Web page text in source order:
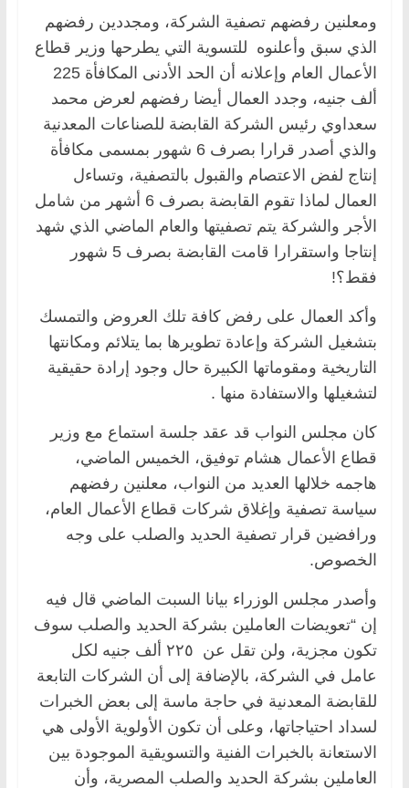
ومعلنين رفضهم تصفية الشركة، ومجددين رفضهم
الذي سبق وأعلنوه للتسوية التي يطرحها وزير قطاع
الأعمال العام وإعلانه أن الحد الأدنى المكافأة 225
ألف جنيه، وجدد العمال أيضا رفضهم لعرض محمد
سعداوي رئيس الشركة القابضة للصناعات المعدنية
والذي أصدر قرارا بصرف 6 شهور بمسمى مكافأة
إنتاج لفض الاعتصام والقبول بالتصفية، وتساءل
العمال لماذا تقوم القابضة بصرف 6 أشهر من شامل
الأجر والشركة يتم تصفيتها والعام الماضي الذي شهد
إنتاجا واستقرارا قامت القابضة بصرف 5 شهور
فقط؟!
وأكد العمال على رفض كافة تلك العروض والتمسك
بتشغيل الشركة وإعادة تطويرها بما يتلائم ومكانتها
التاريخية ومقوماتها الكبيرة حال وجود إرادة حقيقية
لتشغيلها والاستفادة منها .
كان مجلس النواب قد عقد جلسة استماع مع وزير
قطاع الأعمال هشام توفيق، الخميس الماضي،
هاجمه خلالها العديد من النواب، معلنين رفضهم
سياسة تصفية وإغلاق شركات قطاع الأعمال العام،
ورافضين قرار تصفية الحديد والصلب على وجه
الخصوص.
وأصدر مجلس الوزراء بيانا السبت الماضي قال فيه
إن “تعويضات العاملين بشركة الحديد والصلب سوف
تكون مجزية، ولن تقل عن ٢٢٥ ألف جنيه لكل
عامل في الشركة، بالإضافة إلى أن الشركات التابعة
للقابضة المعدنية في حاجة ماسة إلى بعض الخبرات
لسداد احتياجاتها، وعلى أن تكون الأولوية الأولى هي
الاستعانة بالخبرات الفنية والتسويقية الموجودة بين
العاملين بشركة الحديد والصلب المصرية، وأن